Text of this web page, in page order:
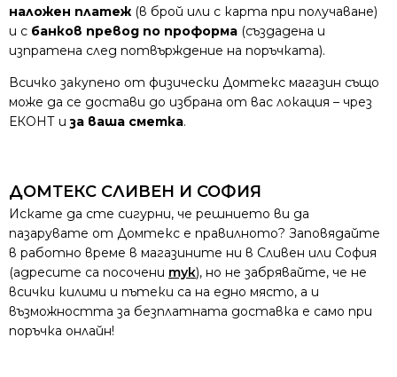
наложен платеж (в брой или с карта при получаване)
и с банков превод по проформа (създадена и
изпратена след потвърждение на поръчката).
Всичко закупено от физически Домтекс магазин също
може да се достави до избрана от вас локация – чрез
ЕКОНТ иза ваша сметка.
ДОМТЕКС СЛИВЕН И СОФИЯ
Искате да сте сигурни, че решнието ви да
пазарувате от Домтекс е правилното? Заповядайте
в работно време в магазините ни в Сливен или София
(адресите са посочени тук), но не забрявайте, че не
всички килими и пътеки са на едно място, а и
възможността за безплатната доставка е само при
поръчка онлайн!